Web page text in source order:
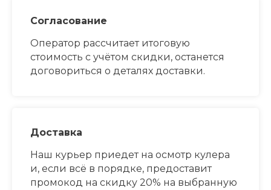
Согласование
Оператор рассчитает итоговую
стоимость с учётом скидки, останется
договориться о деталях доставки.
Доставка
Наш курьер приедет на осмотр кулера
и, если всё в порядке, предоставит
промокод на скидку 20% на выбранную